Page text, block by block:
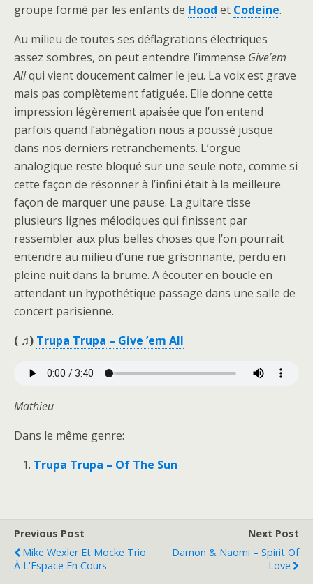
groupe formé par les enfants de Hood et Codeine.
Au milieu de toutes ses déflagrations électriques
assez sombres, on peut entendre l’immense Give’em
Allqui vient doucement calmer le jeu. La voix est grave
mais pas complètement fatiguée. Elle donne cette
impression légèrement apaisée que l’on entend
parfois quand l’abnégation nous a poussé jusque
dans nos derniers retranchements. L’orgue
analogique reste bloqué sur une seule note, comme si
cette façon de résonner à l’infini était à la meilleure
façon de marquer une pause. La guitare tisse
plusieurs lignes mélodiques qui finissent par
ressembler aux plus belles choses que l’on pourrait
entendre au milieu d’une rue grisonnante, perdu en
pleine nuit dans la brume. A écouter en boucle en
attendant un hypothétique passage dans une salle de
concert parisienne.
( ♫) Trupa Trupa – Give ’em All
Mathieu
Dans le même genre:
Trupa Trupa – Of The Sun
Previous Post
Mike Wexler Et Mocke Trio
À L'Espace En Cours
Next Post
Damon & Naomi – Spirit Of
Love